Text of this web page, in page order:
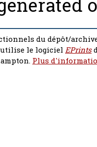
du dépôt/
le logiciel EPrints
Plus